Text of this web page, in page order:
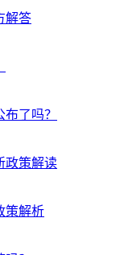
解答
了吗？
政策解读
策解析